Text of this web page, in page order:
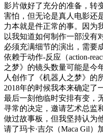
影片做好了充分的准备，转
害怕，但无论是真人电影还
力本就是件正常的事。因为
以我知道如何制作一部没有
必须充满细节的演出，需要
依赖于动作-反应（action-
之梦》的镜头数量可能是今
人创作了《机器人之梦》的
2018年的时候我本来确定了
最后一刻他临时安排有变，
寻常的决定，邀请艺术总监
做过故事板，但我坚持认为
请了玛卡·吉尔（Maca Gil